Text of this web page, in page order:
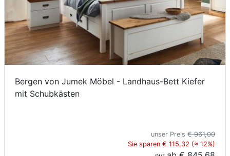
Bergen von Jumek Möbel - Landhaus-Bett Kiefer
mit Schubkästen
unser Preis € 961,00
Sie sparen € 115,32 (≈ 12%)